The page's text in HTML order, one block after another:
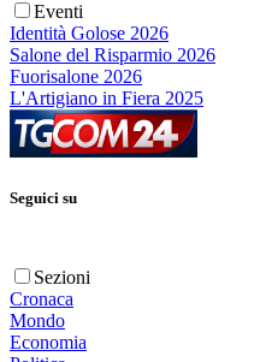
Eventi
Identità Golose 2026
Salone del Risparmio 2026
Fuorisalone 2026
L'Artigiano in Fiera 2025
Seguici su
Sezioni
Cronaca
Mondo
Economia